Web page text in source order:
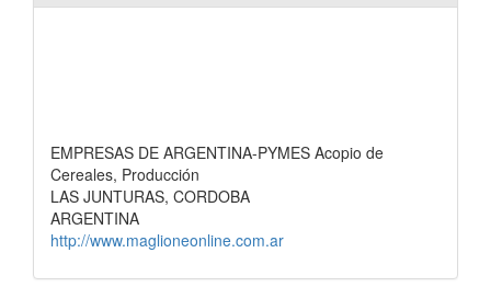
EMPRESAS DE ARGENTINA-PYMES Acopio de
Cereales, Producción
LAS JUNTURAS, CORDOBA
ARGENTINA
http://www.maglioneonline.com.ar